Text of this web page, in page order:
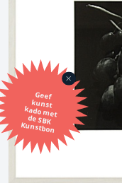
Geef
kunst
kado met
de SBK
Kunstbon